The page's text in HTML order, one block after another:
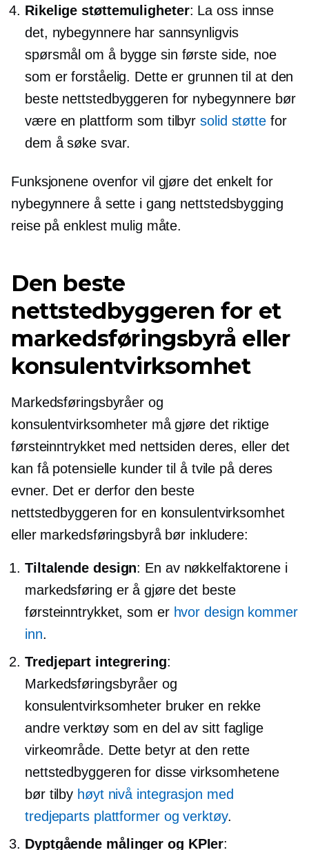
Rikelige støttemuligheter: La oss innse
det, nybegynnere har sannsynligvis
spørsmål om å bygge sin første side, noe
som er forståelig. Dette er grunnen til at den
beste nettstedbyggeren for nybegynnere bør
være en plattform som tilbyrsolid støttefor
dem å søke svar.
Funksjonene ovenfor vil gjøre det enkelt for
nybegynnere å sette i gang nettstedsbygging
reise på enklest mulig måte.
Den beste
nettstedbyggeren for et
markedsføringsbyrå eller
konsulentvirksomhet
Markedsføringsbyråer og
konsulentvirksomheter må gjøre det riktige
førsteinntrykket med nettsiden deres, eller det
kan få potensielle kunder til å tvile på deres
evner. Det er derfor den beste
nettstedbyggeren for en konsulentvirksomhet
eller markedsføringsbyrå bør inkludere:
Tiltalende design: En av nøkkelfaktorene i
markedsføring er å gjøre det beste
førsteinntrykket, som er hvor design kommer
inn.
Tredjepart integrering:
Markedsføringsbyråer og
konsulentvirksomheter bruker en rekke
andre verktøy som en del av sitt faglige
virkeområde. Dette betyr at den rette
nettstedbyggeren for disse virksomhetene
bør tilby høyt nivå integrasjon med
tredjepartsplattformer og verktøy.
Dyptgående målinger og KPIer: